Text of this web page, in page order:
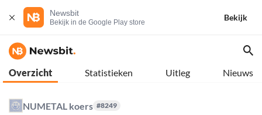
Newsbit
Bekijk in de Google Play store
Bekijk
Overzicht Statistieken Uitleg Nieuws
NUMETAL koers #8249